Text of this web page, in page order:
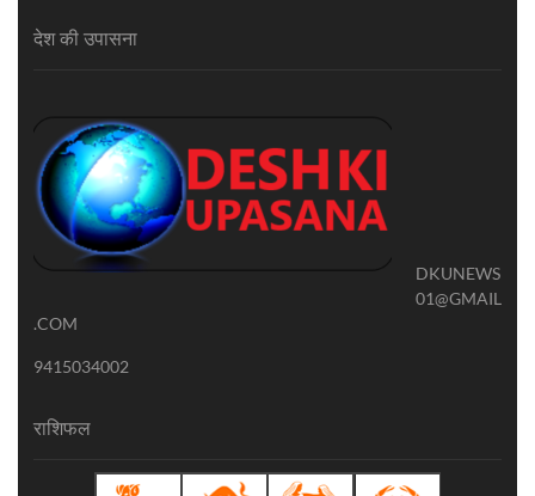
देश की उपासना
DKUNEWS
01@GMAIL
.COM
9415034002
राशिफल